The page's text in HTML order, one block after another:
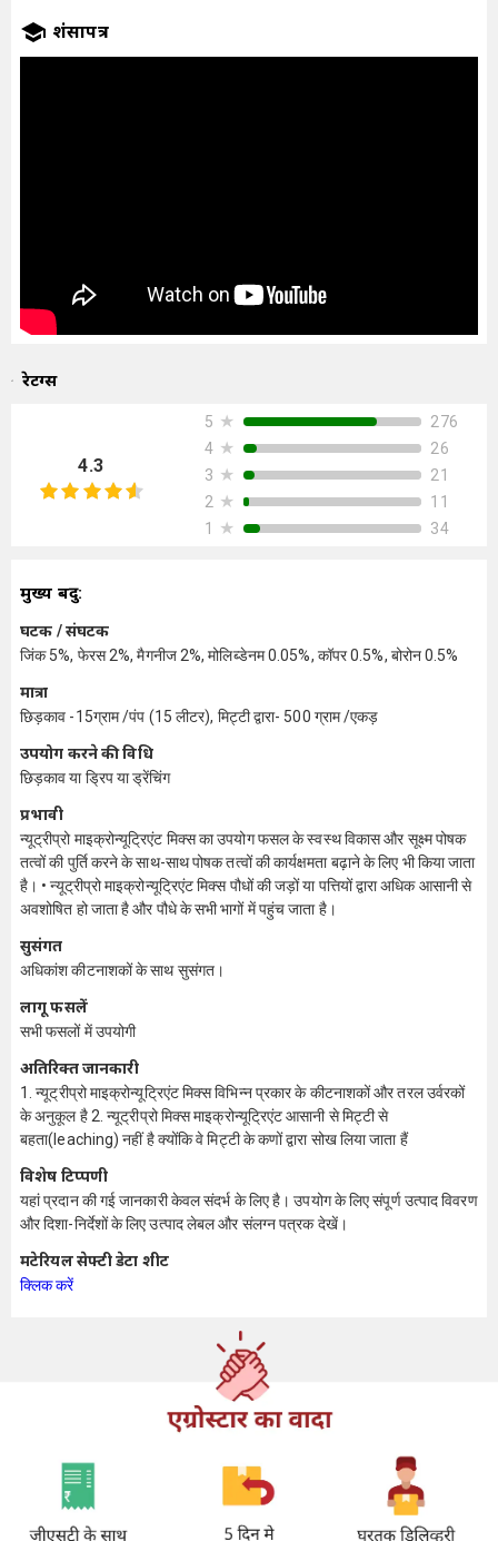
प्रशंसापत्र
रेटिंग्स
4.3
5 ★
276
4 ★
26
3 ★
21
2 ★
11
1
★ 34
मुख्य बिंदु:
घटक / संघटक
जिंक 5%, फेरस 2%, मैगनीज 2%, मोलिब्डेनम 0.05%, कॉपर 0.5%, बोरोन 0.5%
मात्रा
छिड़काव -15ग्राम /पंप (15 लीटर), मिट्टी द्वारा- 500 ग्राम /एकड़
उपयोग करने की विधि
छिड़काव या ड्रिप या ड्रेंचिंग
प्रभावी
न्यूट्रीप्रो माइक्रोन्यूट्रिएंट मिक्स का उपयोग फसल के स्वस्थ विकास और सूक्ष्म पोषक
तत्वों की पुर्ति करने के साथ-साथ पोषक तत्वों की कार्यक्षमता बढ़ाने के लिए भी किया जाता
है। • न्यूट्रीप्रो माइक्रोन्यूट्रिएंट मिक्स पौधों की जड़ों या पत्तियों द्वारा अधिक आसानी से
अवशोषित हो जाता है और पौधे के सभी भागों में पहुंच जाता है।
सुसंगत
अधिकांश कीटनाशकों के साथ सुसंगत।
लागू फसलें
सभी फसलों में उपयोगी
अतिरिक्त जानकारी
1. न्यूट्रीप्रो माइक्रोन्यूट्रिएंट मिक्स विभिन्न प्रकार के कीटनाशकों और तरल उर्वरकों
के अनुकूल है 2. न्यूट्रीप्रो मिक्स माइक्रोन्यूट्रिएंट आसानी से मिट्टी से
बहता(leaching) नहीं है क्योंकि वे मिट्टी के कणों द्वारा सोख लिया जाता हैं
विशेष टिप्पणी
यहां प्रदान की गई जानकारी केवल संदर्भ के लिए है। उपयोग के लिए संपूर्ण उत्पाद विवरण
और दिशा-निर्देशों के लिए उत्पाद लेबल और संलग्न पत्रक देखें।
मटेरियल सेफ्टी डेटा शीट
क्लिक करें